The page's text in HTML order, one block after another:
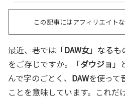
この記事にはアフィリエイト
最近、巷では「DAW女」なる
をご存じですか。「ダウジョ 」
んで字のごとく、 DAWを使って
ことを意味しています。これだ